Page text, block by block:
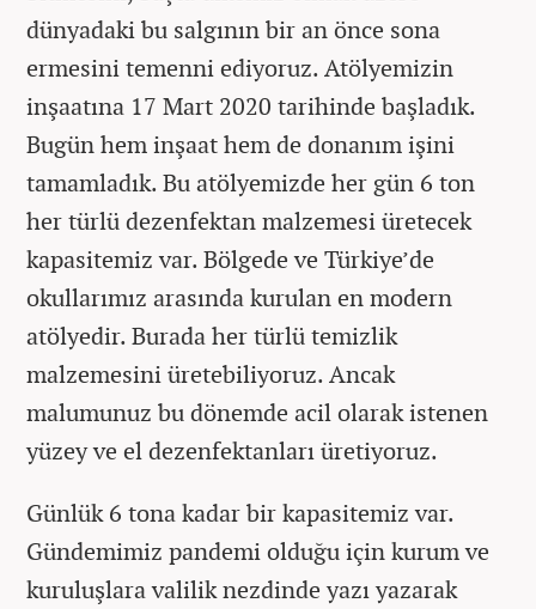
dünyadaki bu salgının bir an önce sona
ermesini temenni ediyoruz. Atölyemizin
inşaatına 17 Mart 2020 tarihinde başladık.
Bugün hem inşaat hem de donanım işini
tamamladık. Bu atölyemizde her gün 6 ton
her türlü dezenfektan malzemesi üretecek
kapasitemiz var. Bölgede ve Türkiye’de
okullarımız arasında kurulan en modern
atölyedir. Burada her türlü temizlik
malzemesini üretebiliyoruz. Ancak
malumunuz bu dönemde acil olarak istenen
yüzey ve el dezenfektanları üretiyoruz.
Günlük 6 tona kadar bir kapasitemiz var.
Gündemimiz pandemi olduğu için kurum ve
kuruluşlara valilik nezdinde yazı yazarak